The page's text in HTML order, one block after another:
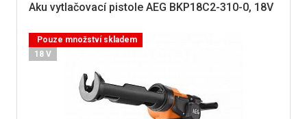
Aku vytlačovací pistole AEG BKP18C2-310-0, 18V
Pouze množství skladem
18 V